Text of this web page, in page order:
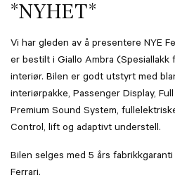
*NYHET*
Vi har gleden av å presentere NYE
er bestilt i Giallo Ambra (Spesiallakk
interiør. Bilen er godt utstyrt med
interiørpakke, Passenger Display,
Premium Sound System,
Control, lift og adaptivt understell.
Bilen selges med 5 års
Ferrari.